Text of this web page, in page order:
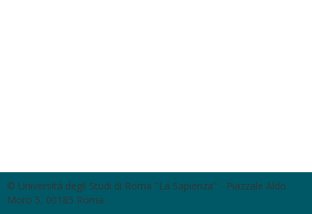
© Università degli Studi di Roma "La Sapienza" - Piazzale Aldo
Moro 5, 00185 Roma